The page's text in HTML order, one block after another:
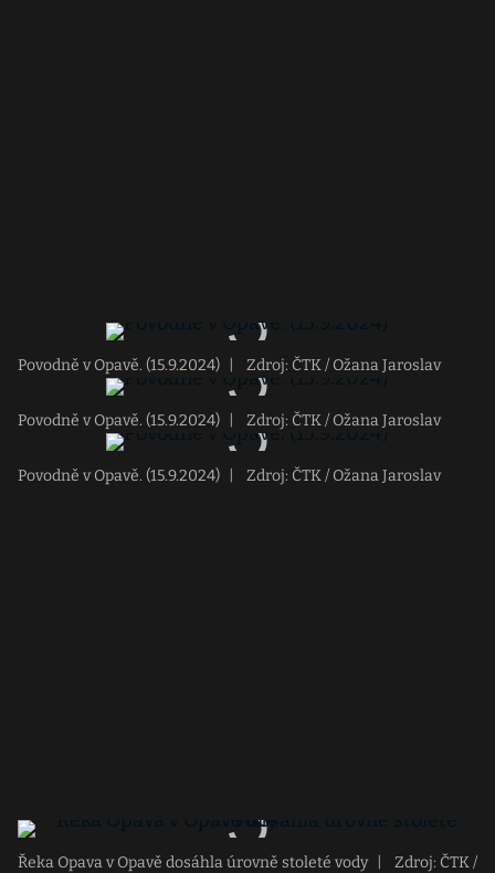
Povodně v Opavě. (15.9.2024) Zdroj: ČTK / Ožana Jaroslav
Povodně v Opavě. (15.9.2024) Zdroj: ČTK / Ožana Jaroslav
Povodně v Opavě. (15.9.2024) Zdroj: ČTK / Ožana Jaroslav
Řeka Opava v Opavě dosáhla úrovně stoleté vody
Zdroj: ČTK /